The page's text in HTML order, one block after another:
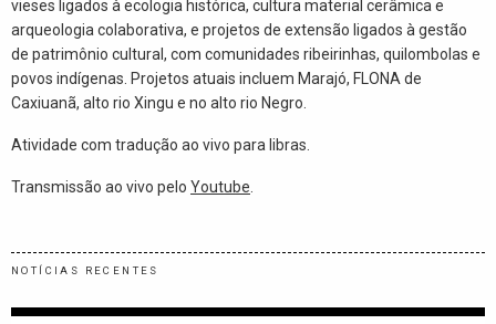
vieses ligados à ecologia histórica, cultura material cerâmica e
arqueologia colaborativa, e projetos de extensão ligados à gestão
de patrimônio cultural, com comunidades ribeirinhas, quilombolas e
povos indígenas. Projetos atuais incluem Marajó, FLONA de
Caxiuanã, alto rio Xingu e no alto rio Negro.
Atividade com tradução ao vivo para libras.
Transmissão ao vivo pelo Youtube
NOTÍCIAS RECENTES